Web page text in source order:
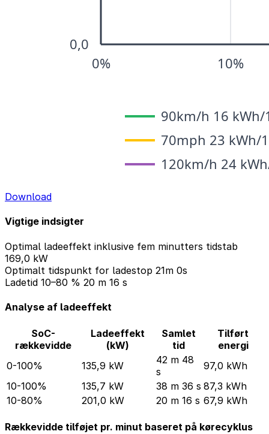
Download
Vigtige indsigter
Optimal ladeeffekt inklusive fem minutters tidstab
169,0 kW
Optimalt tidspunkt for ladestop 21m 0s
Ladetid 10–80 % 20 m 16 s
Analyse af ladeeffekt
SoC-
rækkevidde
Ladeeffekt
(kW)
Samlet
tid
Tilført
energi
0-100%
135,9 kW
42 m 48
s
97,0 kWh
10-100%
135,7 kW 38 m 36 s 87,3 kWh
10-80%
201,0 kW 20 m 16 s 67,9 kWh
Rækkevidde tilføjet pr. minut baseret på kørecyklus